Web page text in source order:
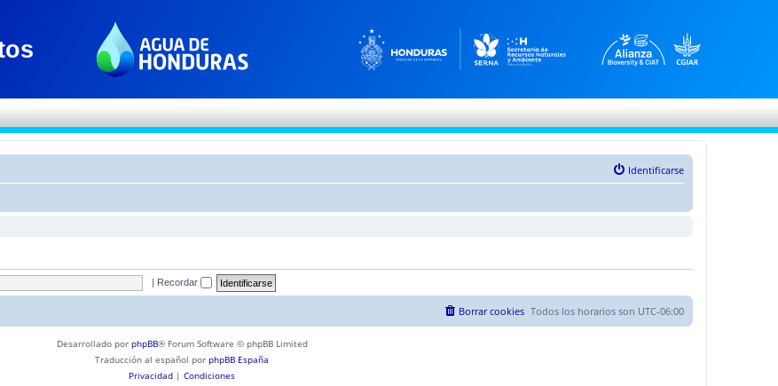
Identificarse
| Recordar
Todos los horarios son UTC-06:00
Borrar cookies
Desarrollado por phpBB® Forum Software © phpBB Limited
Traducción al español por phpBB España
Privacidad | Condiciones